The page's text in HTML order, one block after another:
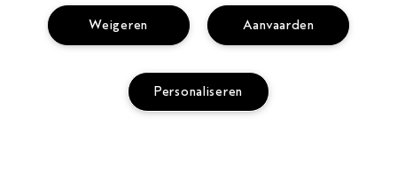
VOOR PROFESSIONALS
WORD EEN AVEDA SALON
VOLG MIJN BESTELLING
BEL +3228085049
PRIVACY EN VOORWAARDEN
Aanvaarden
Weigeren
Personaliseren